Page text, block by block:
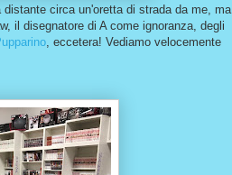
circa un'oretta di strada da me, ma
il disegnatore di A come ignoranza, degli
, eccetera! Vediamo velocemente